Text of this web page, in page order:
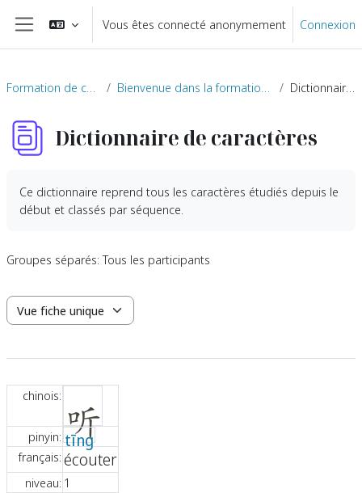
Passer au contenu principal
Panneau latéral
Vous êtes connecté anonymement Connexion
Formation de chinois niveau HSK 1 Bienvenue dans la formation de chinois mandarin niveau 1 ! Dictionnaire de caractères
Dictionnaire de caractères
Ce dictionnaire reprend tous les caractères étudiés depuis le
début et classés par séquence.
Groupes séparés: Tous les participants
Navigation tertiaire du mode consultation
chinois:
听
pinyin: tīng
français: écouter
niveau: 1